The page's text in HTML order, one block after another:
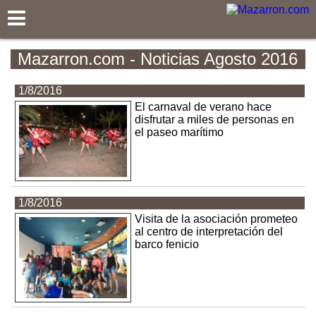
Mazarron.com - Noticias Agosto 2016
1/8/2016
El carnaval de verano hace
disfrutar a miles de personas en
el paseo marítimo
1/8/2016
Visita de la asociación prometeo
al centro de interpretación del
barco fenicio